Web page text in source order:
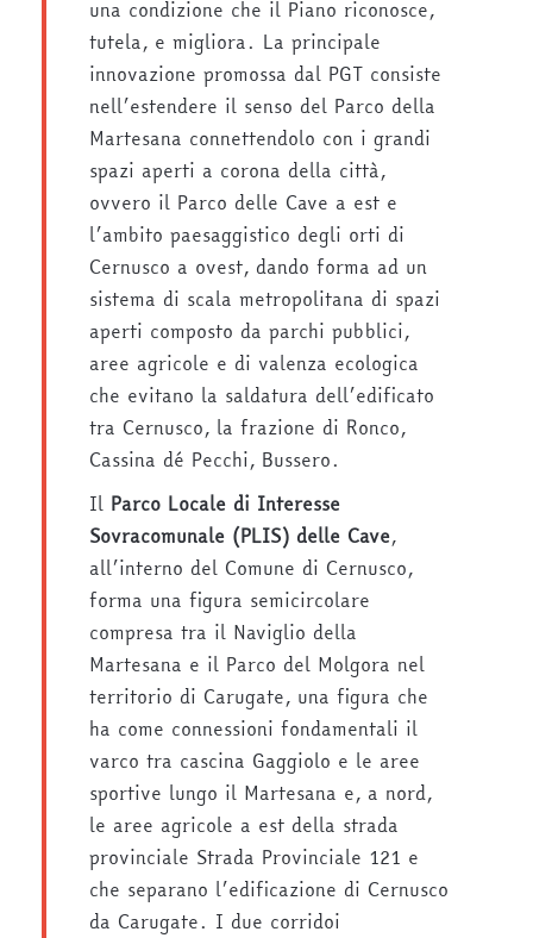
una condizione che il Piano riconosce,
tutela, e migliora. La principale
innovazione promossa dal PGT consiste
nell’estendere il senso del Parco della
Martesana connettendolo con i grandi
spazi aperti a corona della città,
ovvero il Parco delle Cave a est e
l’ambito paesaggistico degli orti di
Cernusco a ovest, dando forma ad un
sistema di scala metropolitana di spazi
aperti composto da parchi pubblici,
aree agricole e di valenza ecologica
che evitano la saldatura dell’edificato
tra Cernusco, la frazione di Ronco,
Cassina dé Pecchi, Bussero.
Il Parco Locale di Interesse
Sovracomunale (PLIS) delle Cave,
all’interno del Comune di Cernusco,
forma una figura semicircolare
compresa tra il Naviglio della
Martesana e il Parco del Molgora nel
territorio di Carugate, una figura che
ha come connessioni fondamentali il
varco tra cascina Gaggiolo e le aree
sportive lungo il Martesana e, a nord,
le aree agricole a est della strada
provinciale Strada Provinciale 121 e
che separano l’edificazione di Cernusco
da Carugate. I due corridoi